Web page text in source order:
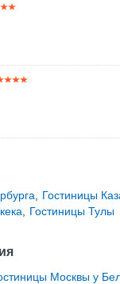
Гостиницы
Гостиницы Тулы
Москвы у